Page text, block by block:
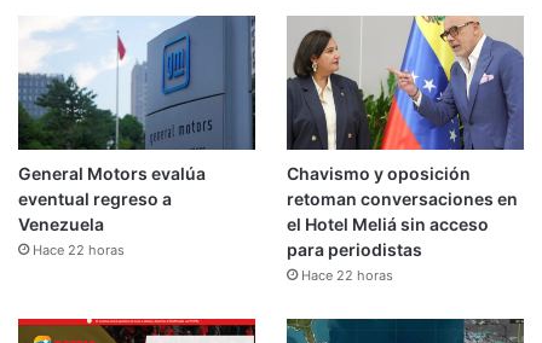
General Motors evalúa
eventual regreso a
Venezuela
Hace 22 horas
Chavismo y oposición
retoman conversaciones en
el Hotel Meliá sin acceso
para periodistas
Hace 22 horas